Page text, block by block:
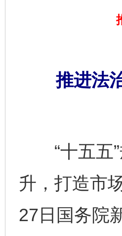
推进法
“十五五”
升，打造市
27日国务院